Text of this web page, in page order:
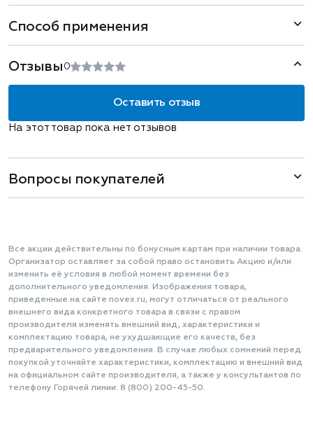
Способ применения
Отзывы 0
Оставить отзыв
На этот товар пока нет отзывов
Вопросы покупателей
Все акции действительны по бонусным картам при наличии товара.
Организатор оставляет за собой право остановить Акцию и/или
изменить её условия в любой момент времени без
дополнительного уведомления. Изображения товара,
приведенные на сайте novex.ru, могут отличаться от реального
внешнего вида конкретного товара в связи с правом
производителя изменять внешний вид, характеристики и
комплектацию товара, не ухудшающие его качеств, без
предварительного уведомления. В случае любых сомнений перед
покупкой уточняйте характеристики, комплектацию и внешний вид
на официальном сайте производителя, а также у консультантов по
телефону Горячей линии: 8 (800) 200-45-50.